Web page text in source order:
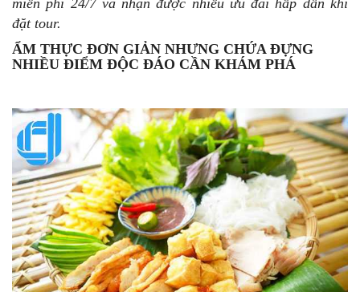
miễn phí 24/7 và nhận được nhiều ưu đãi hấp dẫn khi
đặt tour.
ẨM THỰC ĐƠN GIẢN NHƯNG CHỨA ĐỰNG
NHIỀU ĐIỂM ĐỘC ĐÁO CẦN KHÁM PHÁ